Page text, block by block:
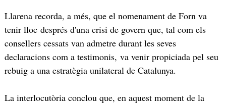
Llarena recorda, a més, que el nomenament de Forn va
tenir lloc després d'una crisi de govern que, tal com els
consellers cessats van admetre durant les seves
declaracions com a testimonis, va venir propiciada pel seu
rebuig a una estratègia unilateral de Catalunya.
La interlocutòria conclou que, en aquest moment de la